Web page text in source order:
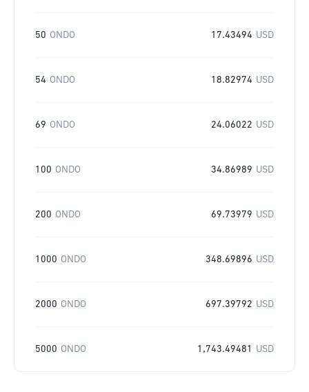
50 ONDO 17.43494 USD
54 ONDO 18.82974 USD
69 ONDO 24.06022 USD
100 ONDO 34.86989 USD
200 ONDO 69.73979 USD
1000 ONDO 348.69896 USD
2000 ONDO 697.39792 USD
5000 ONDO 1,743.49481 USD